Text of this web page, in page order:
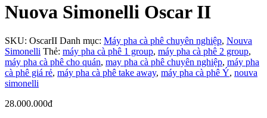
Nuova Simonelli Oscar II
SKU: OscarII Danh mục: Máy pha cà phê chuyên nghiệp, Nouva
Simonelli Thẻ: máy pha cà phê 1 group, máy pha cà phê 2 group,
máy pha cà phê cho quán, may pha cà phê chuyên nghiệp, máy pha
cà phê giá rẻ, máy pha cà phê take away, máy pha cà phê Ý, nouva
simonelli
28.000.000đ